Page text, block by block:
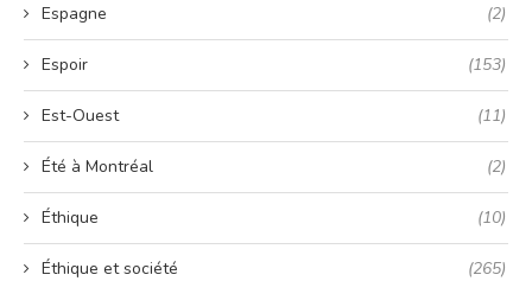
Espagne (2)
Espoir (153)
Est-Ouest (11)
Été à Montréal (2)
Éthique (10)
Éthique et société (265)